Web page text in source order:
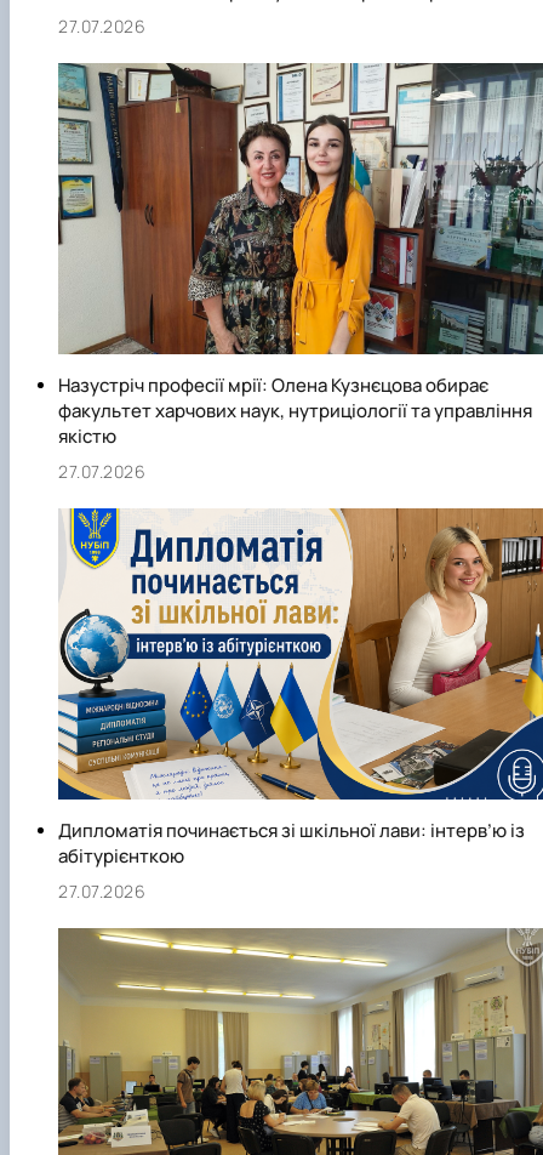
27.07.2026
Назустріч професії мрії: Олена Кузнєцова обирає
факультет харчових наук, нутриціології та управління
якістю
27.07.2026
Дипломатія починається зі шкільної лави: інтерв’ю із
абітурієнткою
27.07.2026